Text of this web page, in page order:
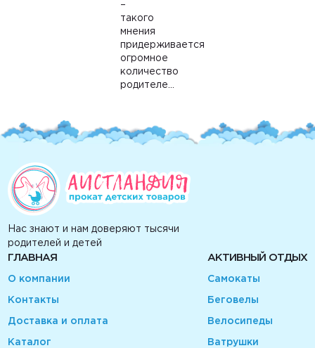
–
такого
мнения
придерживается
огромное
количество
родителе...
Нас знают и нам доверяют тысячи
родителей и детей
ГЛАВНАЯ
О компании
Контакты
Доставка и оплата
Каталог
АКТИВНЫЙ ОТДЫХ
Самокаты
Беговелы
Велосипеды
Ватрушки